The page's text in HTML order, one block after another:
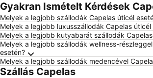
Gyakran Ismételt Kérdések
Melyek a legjobb szállodák Capelas úticél
Melyek a legjobb luxusszállodák Capelas úticél
Melyek a legjobb kutyabarát szállodák
Melyek a legjobb szállodák wellness-
esetén?
Melyek a legjobb szállodák medencével
Szállás Capelas